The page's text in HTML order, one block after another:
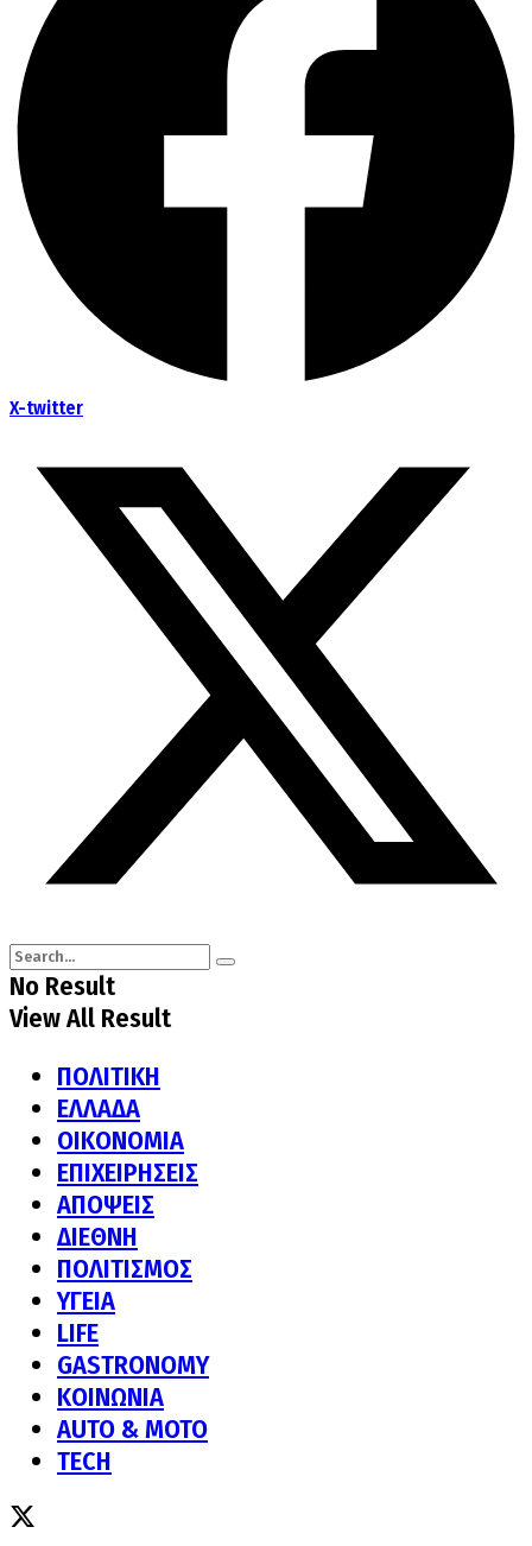
X-twitter
No Result
View All Result
ΠΟΛΙΤΙΚΗ
ΕΛΛΑΔΑ
ΟΙΚΟΝΟΜΙΑ
ΕΠΙΧΕΙΡΗΣΕΙΣ
ΑΠΟΨΕΙΣ
ΔΙΕΘΝΗ
ΠΟΛΙΤΙΣΜΟΣ
ΥΓΕΙΑ
LIFE
GASTRONOMY
ΚΟΙΝΩΝΙΑ
AUTO & MOTO
TECH